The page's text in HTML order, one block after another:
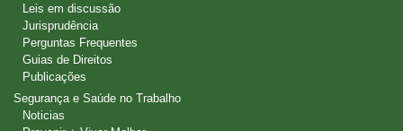
Leis em discussão
Jurisprudência
Perguntas Frequentes
Guias de Direitos
Publicações
Segurança e Saúde no Trabalho
Noticias